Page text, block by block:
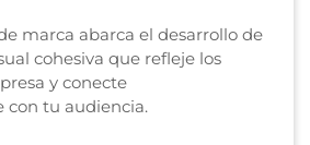
marca abarca el desarrollo de
cohesiva que refleje los
y conecte
tu audiencia.